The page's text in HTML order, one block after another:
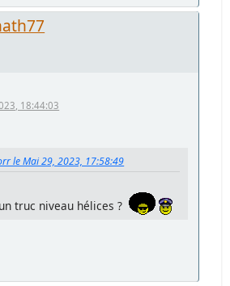
18:44:03
le Mai 29, 2023, 17:58:49
truc niveau hélices ?